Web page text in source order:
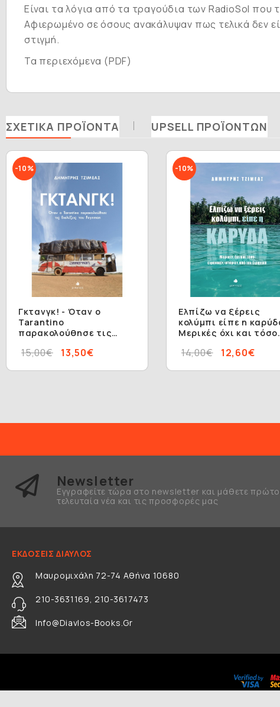
Είναι τα λόγια από τα τραγούδια των RadioSol που
Αφιερωμένο σε όσους ανακάλυψαν πως τελικά δεν
στιγμή.
Τα περιεχόμενα (PDF)
ΣΧΕΤΙΚΆ ΠΡΟΪΌΝΤΑ UPSELL ΠΡΟΪΌΝΤΩΝ
-10%
Γκτανγκ! - Όταν ο
Tarantino
παρακολούθησε τις
13,50€
15,00€
-10%
Ελπίζω να ξέρεις
κολύμπι είπε η
Μερικές όχι και τόσο
τον Ειρηνικό12,60€
14,00€
Newsletter
Εγγραφείτε τώρα στο newsletter και μάθετε
τελευταία νέα και τις προσφορές μας
ΕΚΔΟΣΕΙΣ ΔΙΑΥΛΟΣ
Μαυρομιχάλη 72-74 Αθήνα 10680
210-3631169, 210-3617473
Info@diavlos-Books.gr